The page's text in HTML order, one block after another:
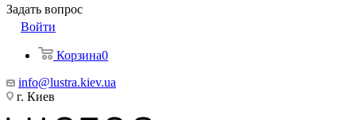
Задать вопрос
Войти
Корзина0
info@lustra.kiev.ua
г. Киев